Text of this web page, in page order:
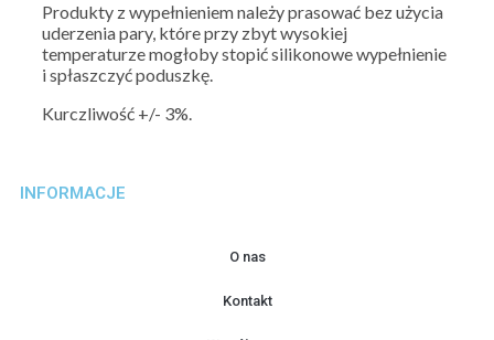
Produkty z wypełnieniem należy prasować bez użycia
uderzenia pary, które przy zbyt wysokiej
temperaturze mogłoby stopić silikonowe wypełnienie
i spłaszczyć poduszkę.
Kurczliwość +/- 3%.
INFORMACJE
O nas
Kontakt